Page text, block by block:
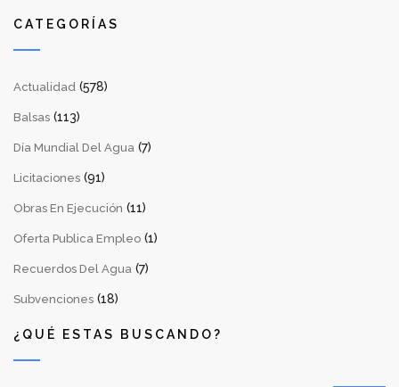
CATEGORÍAS
Actualidad (578)
Balsas (113)
Día Mundial Del Agua (7)
Licitaciones (91)
Obras En Ejecución (11)
Oferta Publica Empleo (1)
Recuerdos Del Agua (7)
Subvenciones (18)
¿QUÉ ESTAS BUSCANDO?